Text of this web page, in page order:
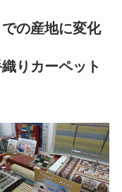
の産地に変化
りカーペット